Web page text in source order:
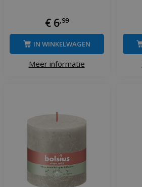
€ 6 99
Meer informatie
IN WINKELWAGEN